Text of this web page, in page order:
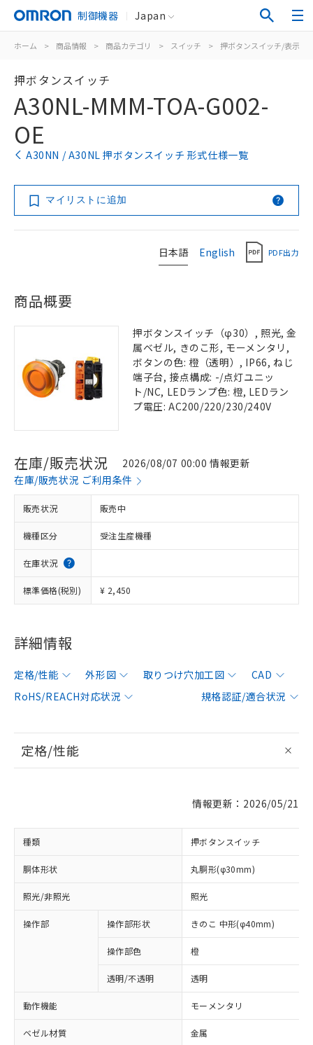
制御機器 Japan
ホーム > 商品情報 > 商品カテゴリ > スイッチ > 押ボタンスイッチ/表示灯
押ボタンスイッチ
A30NL-MMM-TOA-G002-
OE
A30NN / A30NL 押ボタンスイッチ 形式仕様一覧
マイリストに追加
日本語 English PDF出力
商品概要
押ボタンスイッチ（φ30）, 照光, 金
属ベゼル, きのこ形, モーメンタリ,
ボタンの色: 橙（透明）, IP66, ねじ
端子台, 接点構成: -/点灯ユニッ
ト/NC, LEDランプ色: 橙, LEDラン
プ電圧: AC200/220/230/240V
在庫/販売状況
2026/08/07 00:00 情報更新
在庫/販売状況 ご利用条件
販売状況 販売中
機種区分 受注生産機種
在庫状況
標準価格(税別) ¥ 2,450
詳細情報
定格/性能 外形図 取りつけ穴加工図
CAD
RoHS/REACH対応状況
規格認証/適合状況
定格/性能
情報更新：2026/05/21
種類 押ボタンスイッチ
胴体形状 丸胴形(φ30mm)
照光/非照光 照光
操作部 操作部形状 きのこ 中形(φ40mm)
操作部色 橙
透明/不透明 透明
動作機能 モーメンタリ
ベゼル材質 金属